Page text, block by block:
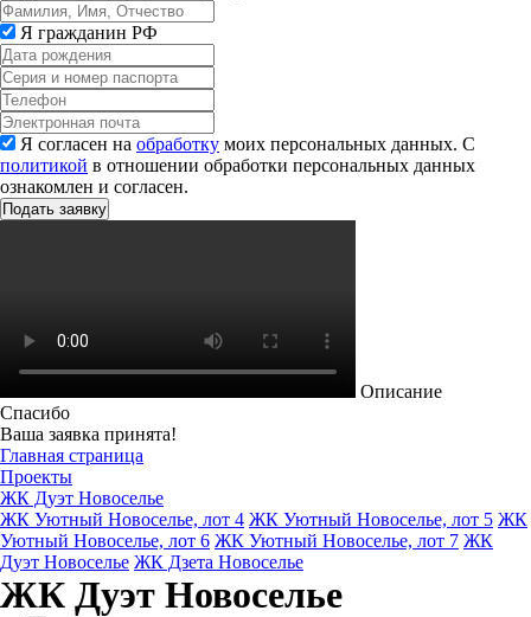
Я гражданин РФ
Я согласен на обработку моих персональных данных. С
политикой в отношении обработки персональных данных
ознакомлен и согласен.
Описание
Спасибо
Ваша заявка принята!
Главная страница
Проекты
ЖК Дуэт Новоселье
ЖК Уютный Новоселье, лот 4 ЖК Уютный Новоселье, лот 5 ЖК
Уютный Новоселье, лот 6 ЖК Уютный Новоселье, лот 7 ЖК
Дуэт Новоселье ЖК Дзета Новоселье
ЖК Дуэт Новоселье